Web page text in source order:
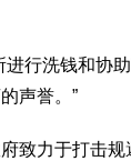
进行洗钱和协
声誉。”
致力于打击